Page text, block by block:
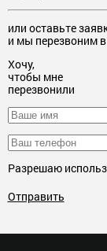
или оставьте
и мы перезвоним
Хочу,
чтобы мне
перезвонили
Разрешаю
Отправить